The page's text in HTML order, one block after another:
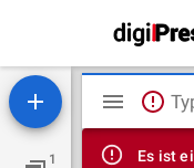
1 Es ist